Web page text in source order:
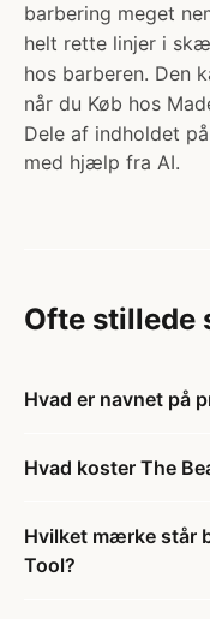
barbering meget
helt rette linjer i
hos barberen. Den
når du Køb hos
Dele af indholdet
med hjælp fra AI.
Ofte stillede
Hvad er navnet på
Hvad koster The
Hvilket mærke står
Tool?